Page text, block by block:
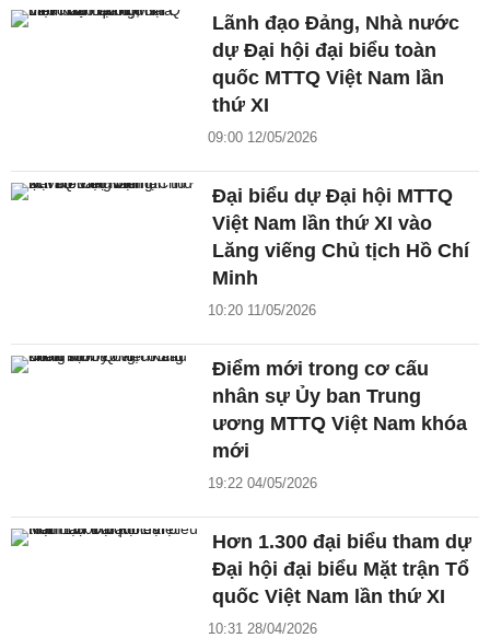
Lãnh đạo Đảng, Nhà nước
dự Đại hội đại biểu toàn
quốc MTTQ Việt Nam lần
thứ XI
09:00 12/05/2026
Đại biểu dự Đại hội MTTQ
Việt Nam lần thứ XI vào
Lăng viếng Chủ tịch Hồ Chí
Minh
10:20 11/05/2026
Điểm mới trong cơ cấu
nhân sự Ủy ban Trung
ương MTTQ Việt Nam khóa
mới
19:22 04/05/2026
Hơn 1.300 đại biểu tham dự
Đại hội đại biểu Mặt trận Tổ
quốc Việt Nam lần thứ XI
10:31 28/04/2026